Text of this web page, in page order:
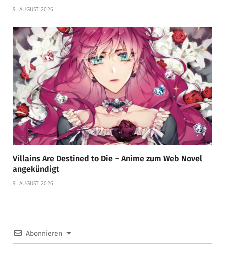
9. AUGUST 2026
Villains Are Destined to Die – Anime zum Web Novel
angekündigt
9. AUGUST 2026
Abonnieren